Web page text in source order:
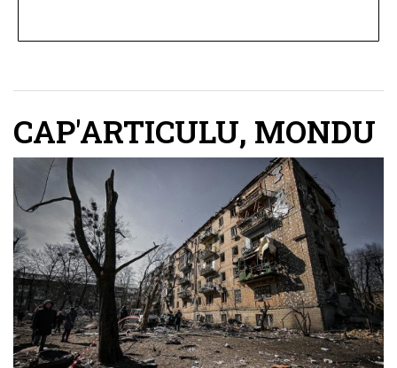
CAP'ARTICULU, MONDU